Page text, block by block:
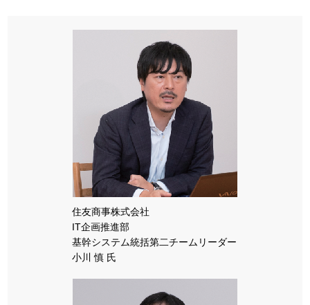
住友商事株式会社
IT企画推進部
基幹システム統括第二チームリーダー
小川 慎 氏